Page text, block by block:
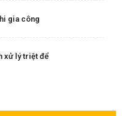
gia công
xử lý triệt để